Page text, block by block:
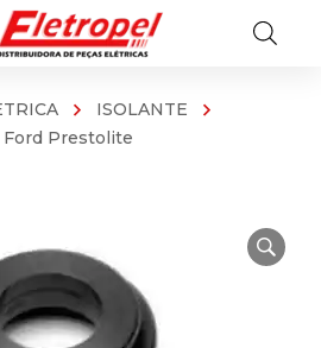
ISOLANTE
Prestolite